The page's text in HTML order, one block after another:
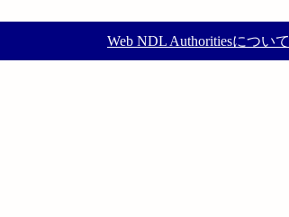
Web NDL Authoritiesについて